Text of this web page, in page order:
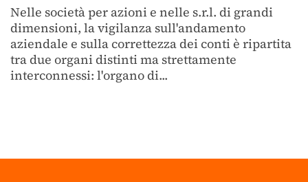
Nelle società per azioni e nelle s.r.l. di grandi
dimensioni, la vigilanza sull'andamento
aziendale e sulla correttezza dei conti è ripartita
tra due organi distinti ma strettamente
interconnessi: l'organo di...